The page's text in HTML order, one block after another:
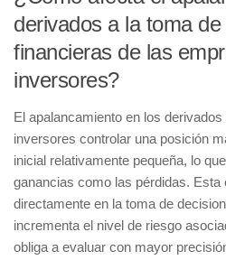
derivados a la toma
financieras de las
inversores?
El apalancamiento en los
inversores controlar una posición
inicial relativamente pequeña, lo
ganancias como las pérdidas.
directamente en la toma de
incrementa el nivel de riesgo
obliga a evaluar con mayor